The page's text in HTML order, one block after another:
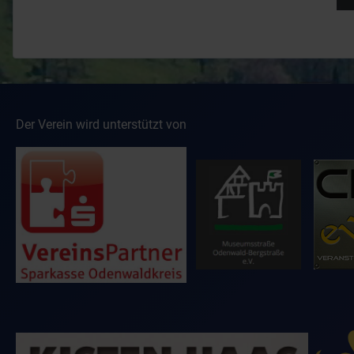
Der Verein wird unterstützt von